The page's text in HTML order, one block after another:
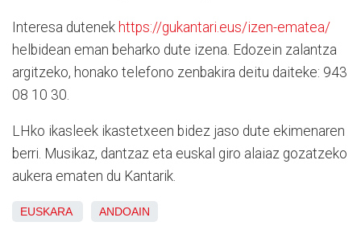
Interesa dutenek https://gukantari.eus/izen-ematea/
helbidean eman beharko dute izena. Edozein zalantza
argitzeko, honako telefono zenbakira deitu daiteke: 943
08 10 30.
LHko ikasleek ikastetxeen bidez jaso dute ekimenaren
berri. Musikaz, dantzaz eta euskal giro alaiaz gozatzeko
aukera ematen du Kantarik.
EUSKARA ANDOAIN